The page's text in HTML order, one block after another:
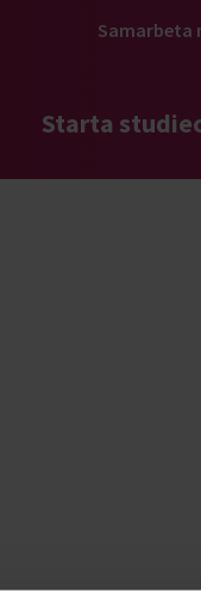
Samarbeta
Starta